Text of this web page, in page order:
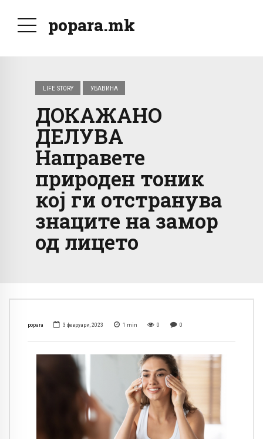
popara.mk
LIFE STORY УБАВИНА
ДОКАЖАНО
ДЕЛУВА
Направете
природен тоник
кој ги отстранува
знаците на замор
од лицето
popara 3 февруари, 2023 1 min 0 0